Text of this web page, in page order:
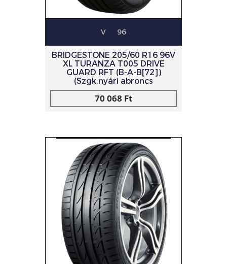
V 96
BRIDGESTONE 205/60 R16 96V
XL TURANZA T005 DRIVE
GUARD RFT (B-A-B[72])
(Szgk.nyári abroncs
70 068 Ft